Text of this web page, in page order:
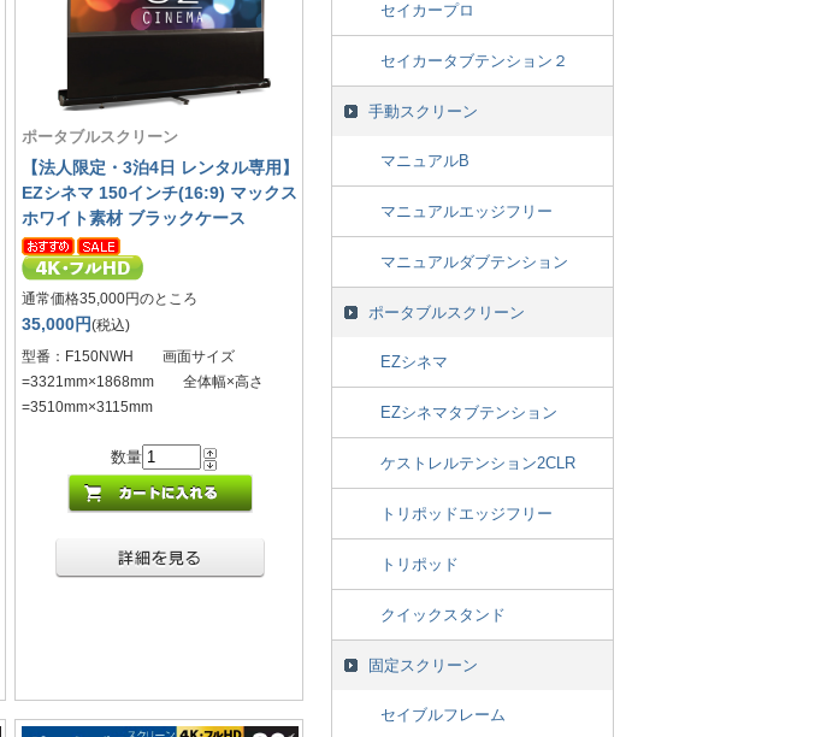
ポータブルスクリーン
【法人限定・3泊4日 レンタル専用】
EZシネマ 150インチ(16:9) マックス
ホワイト素材 ブラックケース
通常価格35,000円のところ
35,000円(税込)
型番：F150NWH 画面サイズ
=3321mm×1868mm 全体幅×高さ
=3510mm×3115mm
数量
セイカープロ
セイカータブテンション２
手動スクリーン
マニュアルB
マニュアルエッジフリー
マニュアルダブテンション
ポータブルスクリーン
EZシネマ
EZシネマタブテンション
ケストレルテンション2CLR
トリポッドエッジフリー
トリポッド
クイックスタンド
固定スクリーン
セイブルフレーム